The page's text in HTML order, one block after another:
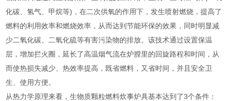
化碳、氢气、甲烷等)，在二次供氧的作用下，发生喷射燃烧，提高了
燃料的利用效率和燃烧效率，从而达到节能环保的效果，同时明显减
少二氧化碳、二氧化硫等有害污染物的排放。该技术通过设置保温
层，增加拦火圈，延长了高温烟气流在炉膛里的回旋路程和时间，从
而使热损失减少、热效率提高，既省燃料，又省时间，并且安全卫
生、使用方便。
从热力学原理来看，生物质颗粒燃料炊事炉具基本达到了3个条件：